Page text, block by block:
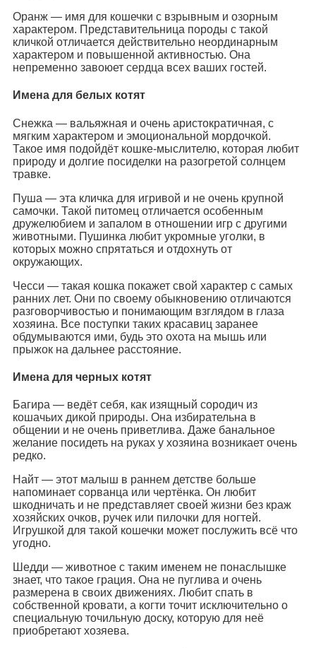
Оранж — имя для кошечки с взрывным и озорным
характером. Представительница породы с такой
кличкой отличается действительно неординарным
характером и повышенной активностью. Она
непременно завоюет сердца всех ваших гостей.
Имена для белых котят
Снежка — вальяжная и очень аристократичная, с
мягким характером и эмоциональной мордочкой.
Такое имя подойдёт кошке-мыслителю, которая любит
природу и долгие посиделки на разогретой солнцем
травке.
Пуша — эта кличка для игривой и не очень крупной
самочки. Такой питомец отличается особенным
дружелюбием и запалом в отношении игр с другими
животными. Пушинка любит укромные уголки, в
которых можно спрятаться и отдохнуть от
окружающих.
Чесси — такая кошка покажет свой характер с самых
ранних лет. Они по своему обыкновению отличаются
разговорчивостью и понимающим взглядом в глаза
хозяина. Все поступки таких красавиц заранее
обдумываются ими, будь это охота на мышь или
прыжок на дальнее расстояние.
Имена для черных котят
Багира — ведёт себя, как изящный сородич из
кошачьих дикой природы. Она избирательна в
общении и не очень приветлива. Даже банальное
желание посидеть на руках у хозяина возникает очень
редко.
Найт — этот малыш в раннем детстве больше
напоминает сорванца или чертёнка. Он любит
шкодничать и не представляет своей жизни без краж
хозяйских очков, ручек или пилочки для ногтей.
Игрушкой для такой кошечки может послужить всё что
угодно.
Шедди — животное с таким именем не понаслышке
знает, что такое грация. Она не пуглива и очень
размерена в своих движениях. Любит спать в
собственной кровати, а когти точит исключительно о
специальную точильную доску, которую для неё
приобретают хозяева.